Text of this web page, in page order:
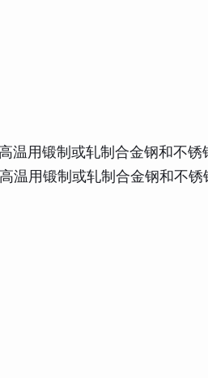
温用锻制或轧制合金钢和不
温用锻制或轧制合金钢和不